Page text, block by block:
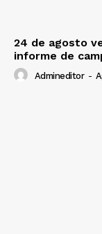
24 de agosto
informe de
Admineditor -